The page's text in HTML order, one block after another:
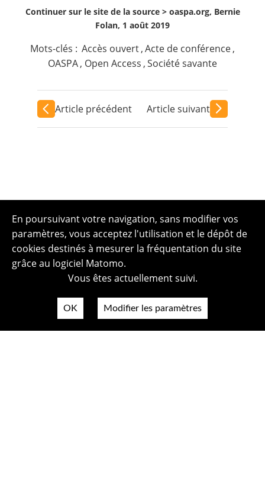
Continuer sur le site de la source > oaspa.org, Bernie
Folan, 1 août 2019
Mots-clés : Accès ouvert,Acte de conférence,
OASPA, Open Access ,Société savante
Article précédent Article suivant
En poursuivant votre navigation, sans modifier vos
paramètres, vous acceptez l'utilisation et le dépôt de
cookies destinés à mesurer la fréquentation du site
grâce au logiciel Matomo.
Vous êtes actuellement suivi.
OK Modifier les paramètres